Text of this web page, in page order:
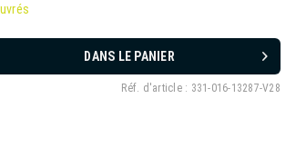
DANS LE PANIER
Réf. d'article : 331-016-13287-V28